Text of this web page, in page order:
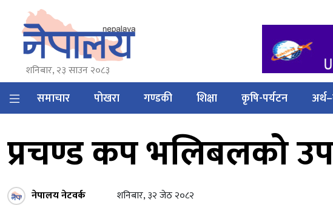
शनिबार, २३ साउन २०८३
समाचार पोखरा गण्डकी शिक्षा कृषि-पर्यटन
प्रचण्ड कप भलिबलको
नेपालय नेटवर्क शनिबार, ३२ जेठ २०८२